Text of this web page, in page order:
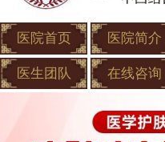
医院首页 医院简介
医生团队 在线咨询